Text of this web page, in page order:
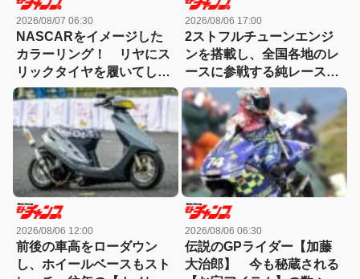
2026/08/07 06:30
NASCARをイメージした
カラーリング！ リヤにス
リックタイヤを履いてしま
ったモトコンポ！
2026/08/06 17:00
2ストフルチューンエンジ
ンを搭載し、全国各地のレ
ースに参戦する純レース仕
様のライブDio-ZX
2026/08/06 12:00
前後の車高をローダウン
し、ホイールベースもスト
2026/08/06 06:30
伝説のGPライダー【加藤
大治郎】 今も秘蔵される